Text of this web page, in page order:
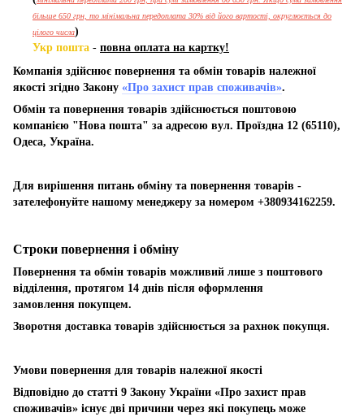
більше 650 грн, то мінімальна передоплата 30% від його вартості, округлюється до
цілого числа)
Укр пошта - повна оплата на картку!
Компанія здійснює повернення та обмін товарів належної
якості згідно Закону «Про захист прав споживачів».
Обмін та повернення товарів здійснюється поштовою
компанією "Нова пошта" за адресою вул. Проїздна 12 (65110),
Одеса, Україна.
Для вирішення питань обміну та повернення товарів -
зателефонуйте нашому менеджеру за номером +380934162259.
Строки повернення і обміну
Повернення та обмін товарів можливий лише з поштового
відділення, протягом 14 днів після оформлення
замовлення покупцем.
Зворотня доставка товарів здійснюється за рахнок покупця.
Умови повернення для товарів належної якості
Відповідно до статті 9 Закону України «Про захист прав
споживачів» існує дві причини через які покупець може